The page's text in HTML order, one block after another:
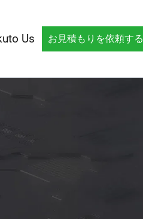
Us お見積もりを依頼する